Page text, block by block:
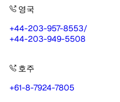
영국
+44-203-957-8553/
+44-203-949-5508
호주
+61-8-7924-7805